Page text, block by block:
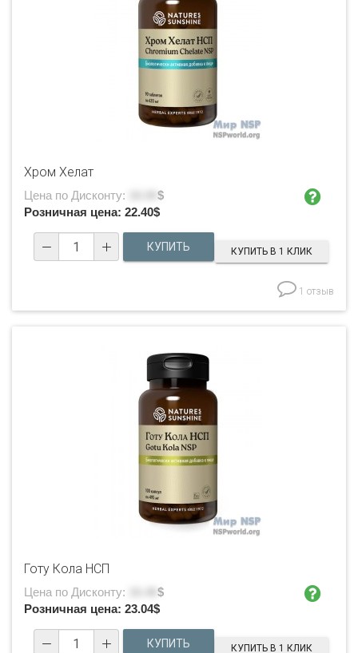
Хром Хелат
Цена по Дисконту:
$
Розничная цена: 22.40$
КУПИТЬ В 1 КЛИК
1 отзыв
Готу Кола НСП
Цена по Дисконту:
$
Розничная цена: 23.04$
КУПИТЬ В 1 КЛИК